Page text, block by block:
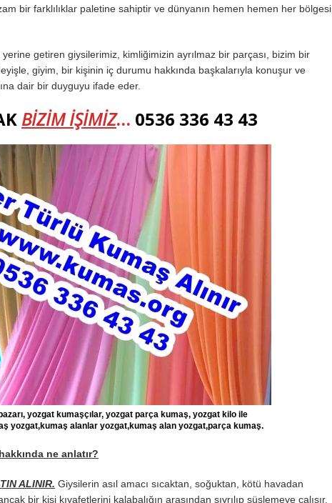
bir farklılıklar paletine sahiptir ve dünyanın hemen hemen her bölgesi,
yerine getiren giysilerimiz, kimliğimizin ayrılmaz bir parçası, bizim bir
giyim, bir kişinin iç durumu hakkında başkalarıyla konuşur ve
dair bir duyguyu ifade eder.
BİZİM İŞİMİZ… 0536 336 43 43
yozgat kumaşçılar, yozgat parça kumaş, yozgat kilo ile
yozgat,kumaş alanlar yozgat,kumaş alan yozgat,parça kumaş.
ne anlatır?
ALINIR. Giysilerin asıl amacı sıcaktan, soğuktan, kötü havadan
bir kişi kıyafetlerini kalabalığın arasından sıyrılıp süslemeye çalışır.